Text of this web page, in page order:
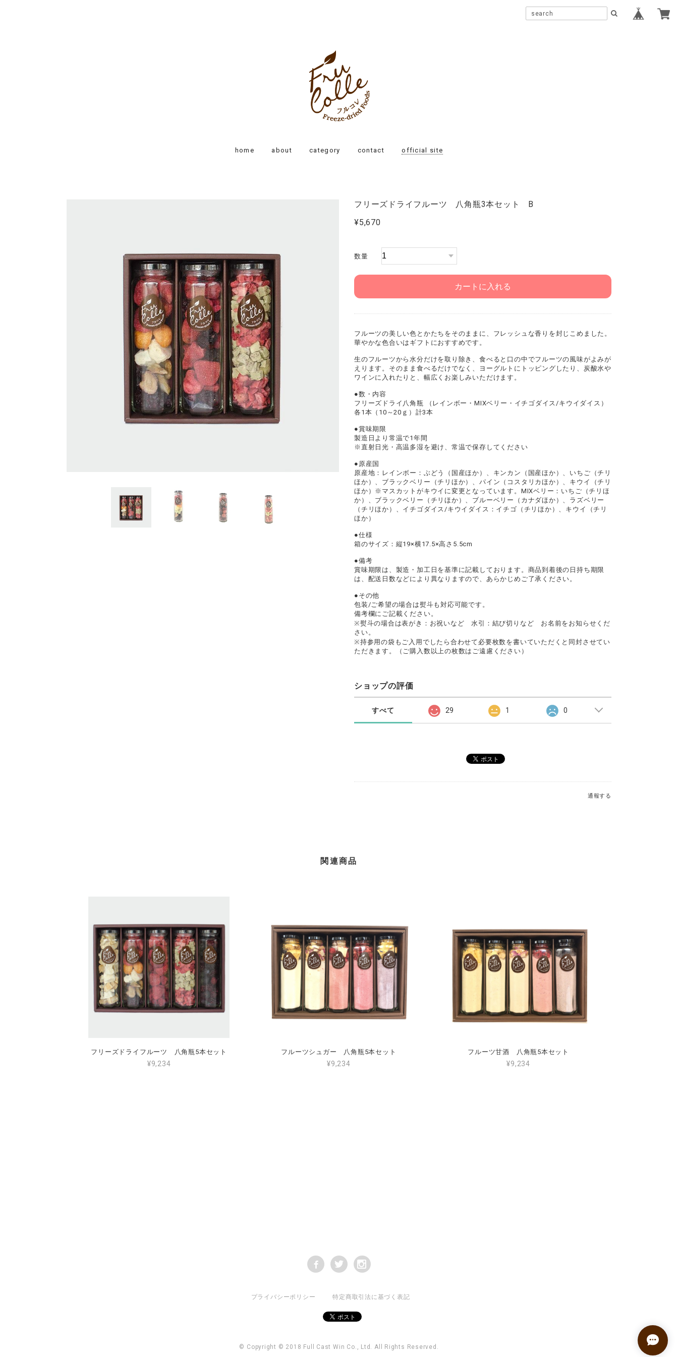
home about category contact official site
フリーズドライフルーツ 八角瓶3本セット B
¥5,670
数量
カートに入れる
フルーツの美しい色とかたちをそのままに、フレッシュな香りを封じこめました。
華やかな色合いはギフトにおすすめです。
生のフルーツから水分だけを取り除き、食べると口の中でフルーツの風味がよみが
えります。そのまま食べるだけでなく、ヨーグルトにトッピングしたり、炭酸水や
ワインに入れたりと、幅広くお楽しみいただけます。
●数・内容
フリーズドライ八角瓶 （レインボー・MIXベリー・イチゴダイス/キウイダイス）
各1本（10～20ｇ）計3本
●賞味期限
製造日より常温で1年間
※直射日光・高温多湿を避け、常温で保存してください
●原産国
原産地：レインボー：ぶどう（国産ほか）、キンカン（国産ほか）、いちご（チリ
ほか）、ブラックベリー（チリほか）、パイン（コスタリカほか）、キウイ（チリ
ほか）※マスカットがキウイに変更となっています。MIXベリー：いちご（チリほ
か）、ブラックベリー（チリほか）、ブルーベリー（カナダほか）、ラズベリー
（チリほか）、イチゴダイス/キウイダイス：イチゴ（チリほか）、キウイ（チリ
ほか）
●仕様
箱のサイズ：縦19×横17.5×高さ5.5cm
●備考
賞味期限は、製造・加工日を基準に記載しております。商品到着後の日持ち期限
は、配送日数などにより異なりますので、あらかじめご了承ください。
●その他
包装/ご希望の場合は熨斗も対応可能です。
備考欄にご記載ください。
※熨斗の場合は表がき：お祝いなど 水引：結び切りなど お名前をお知らせくだ
さい。
※持参用の袋もご入用でしたら合わせて必要枚数を書いていただくと同封させてい
ただきます。（ご購入数以上の枚数はご遠慮ください）
ショップの評価
すべて 29 1 0
通報する
関連商品
フリーズドライフルーツ 八角瓶5本セット
¥9,234
フルーツシュガー 八角瓶5本セット
¥9,234
フルーツ甘酒 八角瓶5本セット
¥9,234
プライバシーポリシー 特定商取引法に基づく表記
© Copyright © 2018 Full Cast Win Co., Ltd. All Rights Reserved.